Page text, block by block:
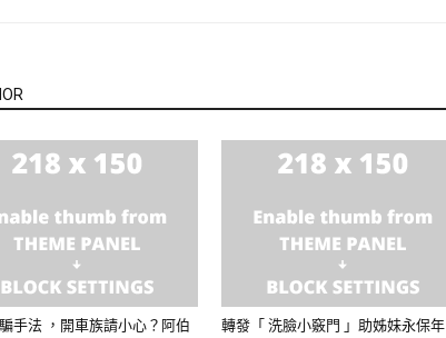
手法 ，開車族請小心？阿伯
轉發「 洗臉小竅門 」助姊妹永保年